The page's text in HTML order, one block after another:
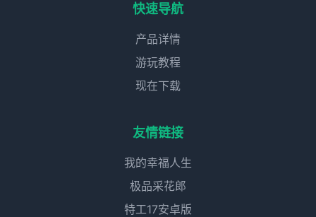
快速导航
产品详情
游玩教程
现在下载
友情链接
我的幸福人生
极品采花郎
特工17安卓版